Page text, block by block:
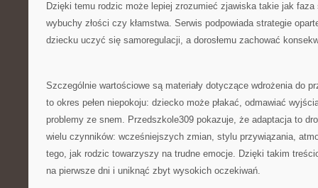
Dzięki temu rodzic może lepiej zrozumieć zjawiska takie jak
wybuchy złości czy kłamstwa. Serwis podpowiada strategie
dziecku uczyć się samoregulacji, a dorosłemu zachować
Szczególnie wartościowe są materiały dotyczące wdrożenia do
to okres pełen niepokoju: dziecko może płakać, odmawiać
problemy ze snem. Przedszkole309 pokazuje, że adaptacja to
wielu czynników: wcześniejszych zmian, stylu przywiązania,
tego, jak rodzic towarzyszy na trudne emocje. Dzięki takim
na pierwsze dni i uniknąć zbyt wysokich oczekiwań.